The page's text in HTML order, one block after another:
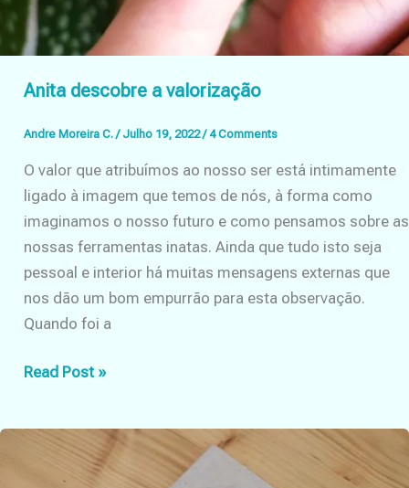
Anita descobre a valorização
Andre Moreira C./Julho 19, 2022/4 Comments
O valor que atribuímos ao nosso ser está intimamente
ligado à imagem que temos de nós, à forma como
imaginamos o nosso futuro e como pensamos sobre as
nossas ferramentas inatas. Ainda que tudo isto seja
pessoal e interior há muitas mensagens externas que
nos dão um bom empurrão para esta observação.
Quando foi a
Anita
valorização
Read Post »